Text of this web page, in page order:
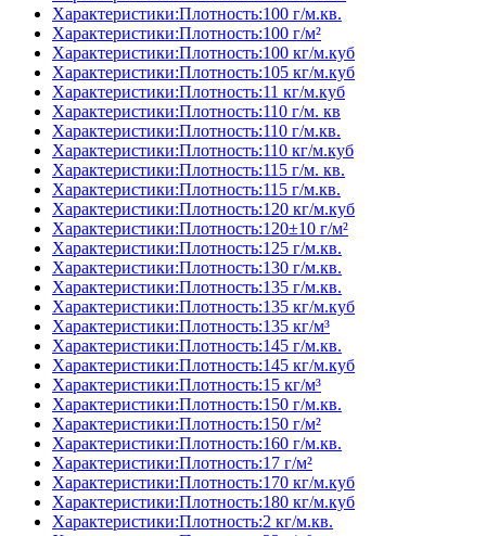
Характеристики:Плотность:100 г/м.кв.
Характеристики:Плотность:100 г/м²
Характеристики:Плотность:100 кг/м.куб
Характеристики:Плотность:105 кг/м.куб
Характеристики:Плотность:11 кг/м.куб
Характеристики:Плотность:110 г/м. кв
Характеристики:Плотность:110 г/м.кв.
Характеристики:Плотность:110 кг/м.куб
Характеристики:Плотность:115 г/м. кв.
Характеристики:Плотность:115 г/м.кв.
Характеристики:Плотность:120 кг/м.куб
Характеристики:Плотность:120±10 г/м²
Характеристики:Плотность:125 г/м.кв.
Характеристики:Плотность:130 г/м.кв.
Характеристики:Плотность:135 г/м.кв.
Характеристики:Плотность:135 кг/м.куб
Характеристики:Плотность:135 кг/м³
Характеристики:Плотность:145 г/м.кв.
Характеристики:Плотность:145 кг/м.куб
Характеристики:Плотность:15 кг/м³
Характеристики:Плотность:150 г/м.кв.
Характеристики:Плотность:150 г/м²
Характеристики:Плотность:160 г/м.кв.
Характеристики:Плотность:17 г/м²
Характеристики:Плотность:170 кг/м.куб
Характеристики:Плотность:180 кг/м.куб
Характеристики:Плотность:2 кг/м.кв.